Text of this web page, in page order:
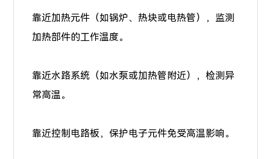
靠近加热元件（如锅炉、热块或电热管），监测
加热部件的工作温度。
靠近水路系统（如水泵或加热管附近），检测异
常高温。
靠近控制电路板，保护电子元件免受高温影响。